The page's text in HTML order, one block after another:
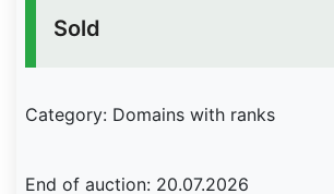
Sold
Category: Domains with ranks
End of auction: 20.07.2026